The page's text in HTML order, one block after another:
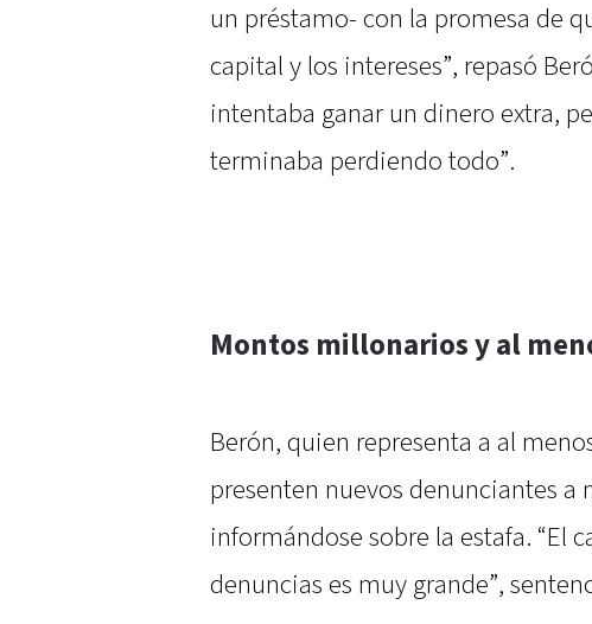
un préstamo- con la promesa de
capital y los intereses”, repasó
intentaba ganar un dinero extra,
terminaba perdiendo todo”.
Montos millonarios y al
Berón, quien representa a al
presenten nuevos denunciantes a
informándose sobre la estafa. “El
denuncias es muy grande”,